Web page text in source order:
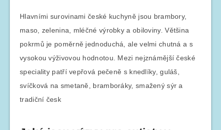
Hlavními surovinami české kuchyně jsou brambory,
maso, zelenina, mléčné výrobky a obiloviny. Většina
pokrmů je poměrně jednoduchá, ale velmi chutná a s
vysokou výživovou hodnotou. Mezi nejznámější české
speciality patří vepřová pečeně s knedlíky, guláš,
svíčková na smetaně, bramboráky, smažený sýr a
tradiční česk